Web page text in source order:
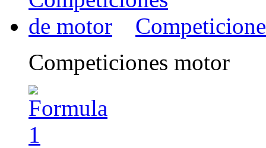
Competiciones motor